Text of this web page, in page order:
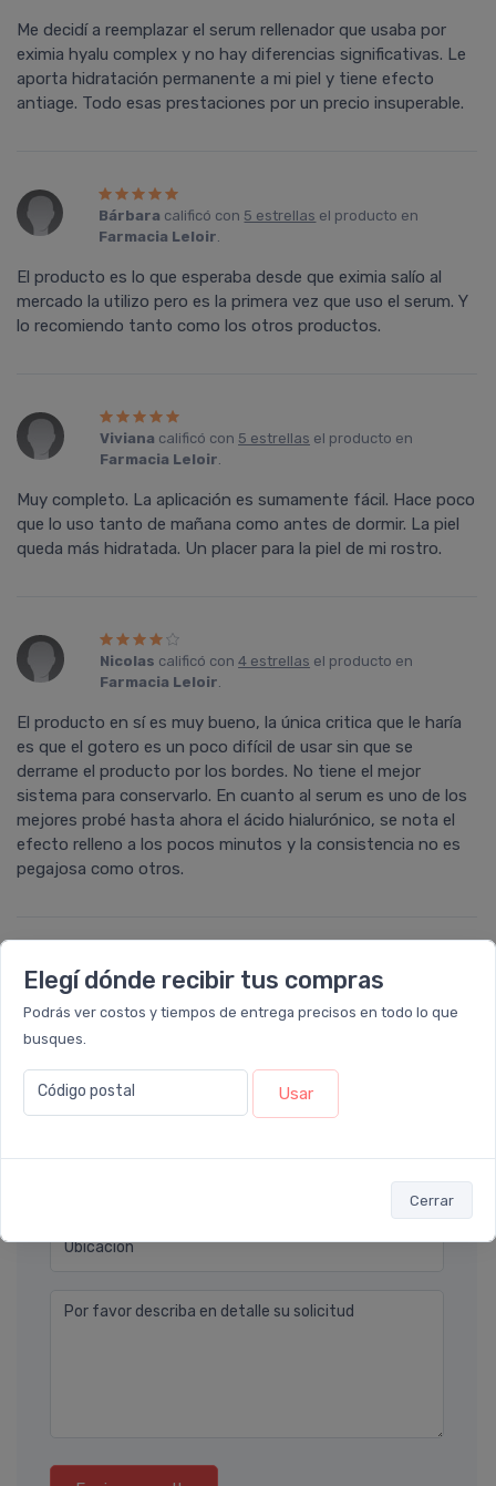
Elegí dónde recibir tus compras
Podrás ver costos y tiempos de entrega precisos en todo lo que
busques.
Código postal Usar
Cerrar
Me decidí a reemplazar el serum rellenador que usaba por
eximia hyalu complex y no hay diferencias significativas. Le
aporta hidratación permanente a mi piel y tiene efecto
antiage. Todo esas prestaciones por un precio insuperable.
Bárbara calificó con 5 estrellas el producto en
Farmacia Leloir.
El producto es lo que esperaba desde que eximia salío al
mercado la utilizo pero es la primera vez que uso el serum. Y
lo recomiendo tanto como los otros productos.
Viviana calificó con 5 estrellas el producto en
Farmacia Leloir.
Muy completo. La aplicación es sumamente fácil. Hace poco
que lo uso tanto de mañana como antes de dormir. La piel
queda más hidratada. Un placer para la piel de mi rostro.
Nicolas calificó con4 estrellas el producto en
Farmacia Leloir.
El producto en sí es muy bueno, la única critica que le haría
es que el gotero es un poco difícil de usar sin que se
derrame el producto por los bordes. No tiene el mejor
sistema para conservarlo. En cuanto al serum es uno de los
mejores probé hasta ahora el ácido hialurónico, se nota el
efecto relleno a los pocos minutos y la consistencia no es
pegajosa como otros.
Déjanos tu consulta
Email* (ej. diego.lopez@email.com)
Ubicación
Por favor describa en detalle su solicitud